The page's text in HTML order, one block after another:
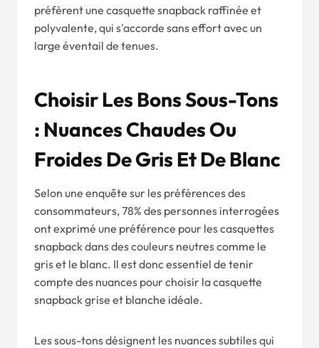
préfèrent une casquette snapback raffinée et
polyvalente, qui s'accorde sans effort avec un
large éventail de tenues.
Choisir Les Bons Sous-Tons
: Nuances Chaudes Ou
Froides De Gris Et De Blanc
Selon une enquête sur les préférences des
consommateurs, 78% des personnes interrogées
ont exprimé une préférence pour les casquettes
snapback dans des couleurs neutres comme le
gris et le blanc. Il est donc essentiel de tenir
compte des nuances pour choisir la casquette
snapback grise et blanche idéale.
Les sous-tons désignent les nuances subtiles qui